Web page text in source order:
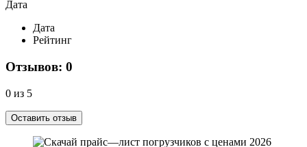
Дата
Дата
Рейтинг
Отзывов: 0
0 из 5
Оставить отзыв